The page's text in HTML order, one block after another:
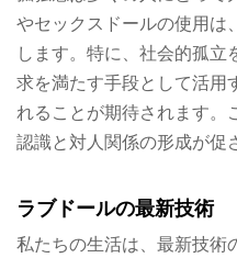
やセックスドールの使用は
します。特に、社会的孤立
求を満たす手段として活用
れることが期待されます。
認識と対人関係の形成が促
ラブドールの最新技術
私たちの生活は、最新技術